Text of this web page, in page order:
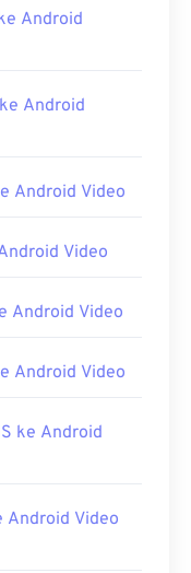
berkas
F4V terbuka di
merupakan
Namun,
Android
Android
Android Video
Video
Android Video
Android Video
ke Android
Android Video